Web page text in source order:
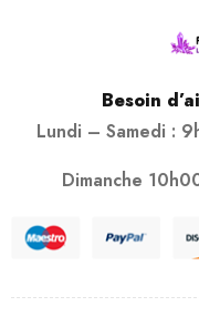
Besoin
Lundi – Samedi :
Dimanche